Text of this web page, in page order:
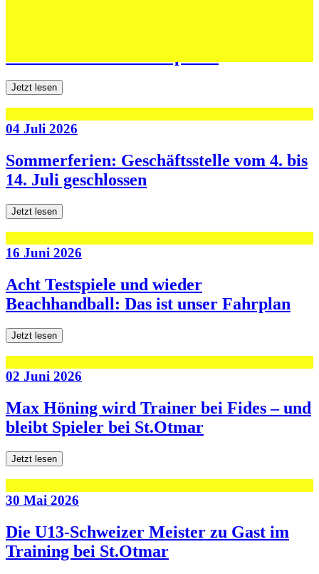
Jetzt lesen
04 Juli 2026
Sommerferien: Geschäftsstelle vom 4. bis
14. Juli geschlossen
Jetzt lesen
16 Juni 2026
Acht Testspiele und wieder
Beachhandball: Das ist unser Fahrplan
Jetzt lesen
02 Juni 2026
Max Höning wird Trainer bei Fides – und
bleibt Spieler bei St.Otmar
Jetzt lesen
30 Mai 2026
Die U13-Schweizer Meister zu Gast im
Training bei St.Otmar